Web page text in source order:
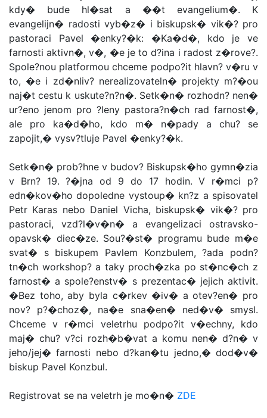
kdy� bude hl�sat a ��t evangelium�. K
evangelijn� radosti vyb�z� i biskupsk� vik�? pro
pastoraci Pavel �enky?�k: �Ka�d�, kdo je ve
farnosti aktivn�, v�, �e je to d?ina i radost z�rove?.
Spole?nou platformou chceme podpo?it hlavn? v�ru v
to, �e i zd�nliv? nerealizovateln� projekty m?�ou
naj�t cestu k uskute?n?n�. Setk�n� rozhodn? nen�
ur?eno jenom pro ?leny pastora?n�ch rad farnost�,
ale pro ka�d�ho, kdo m� n�pady a chu? se
zapojit,� vysv?tluje Pavel �enky?�k.
Setk�n� prob?hne v budov? Biskupsk�ho gymn�zia
v Brn? 19. ?�jna od 9 do 17 hodin. V r�mci p?
edn�kov�ho dopoledne vystoup� kn?z a spisovatel
Petr Karas nebo Daniel Vicha, biskupsk� vik�? pro
pastoraci, vzd?l�v�n� a evangelizaci ostravsko-
opavsk� diec�ze. Sou?�st� programu bude m�e
svat� s biskupem Pavlem Konzbulem, ?ada podn?
tn�ch workshop? a taky proch�zka po st�nc�ch z
farnost� a spole?enstv� s prezentac� jejich aktivit.
�Bez toho, aby byla c�rkev �iv� a otev?en� pro
nov? p?�choz�, na�e sna�en� ned�v� smysl.
Chceme v r�mci veletrhu podpo?it v�echny, kdo
maj� chu? v?ci rozh�b�vat a komu nen� d?n� v
jeho/jej� farnosti nebo d?kan�tu jedno,� dod�v�
biskup Pavel Konzbul.
Registrovat se na veletrh je mo�n� ZDE